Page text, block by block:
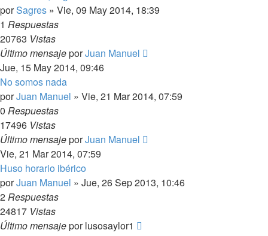
porSagres » Vie, 09 May 2014, 18:39
1 Respuestas
20763 Vistas
Último mensajeporJuan Manuel
Jue, 15 May 2014, 09:46
No somos nada
porJuan Manuel » Vie, 21 Mar 2014, 07:59
0 Respuestas
17496 Vistas
Último mensajeporJuan Manuel
Vie, 21 Mar 2014, 07:59
Huso horario ibérico
porJuan Manuel » Jue, 26 Sep 2013, 10:46
2Respuestas
24817 Vistas
Último mensajeporlusosaylor1